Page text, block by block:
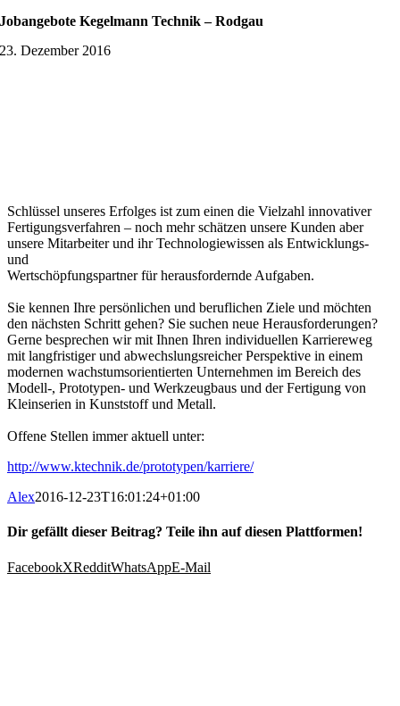
Jobangebote Kegelmann Technik – Rodgau
23. Dezember 2016
Schlüssel unseres Erfolges ist zum einen die Vielzahl innovativer
Fertigungsverfahren – noch mehr schätzen unsere Kunden aber
unsere Mitarbeiter und ihr Technologiewissen als Entwicklungs-
und
Wertschöpfungspartner für herausfordernde Aufgaben.
Sie kennen Ihre persönlichen und beruflichen Ziele und möchten
den nächsten Schritt gehen? Sie suchen neue Herausforderungen?
Gerne besprechen wir mit Ihnen Ihren individuellen Karriereweg
mit langfristiger und abwechslungsreicher Perspektive in einem
modernen wachstumsorientierten Unternehmen im Bereich des
Modell-, Prototypen- und Werkzeugbaus und der Fertigung von
Kleinserien in Kunststoff und Metall.
Offene Stellen immer aktuell unter:
http://www.ktechnik.de/prototypen/karriere/
Alex2016-12-23T16:01:24+01:00
Dir gefällt dieser Beitrag? Teile ihn auf diesen Plattformen!
FacebookXRedditWhatsAppE-Mail